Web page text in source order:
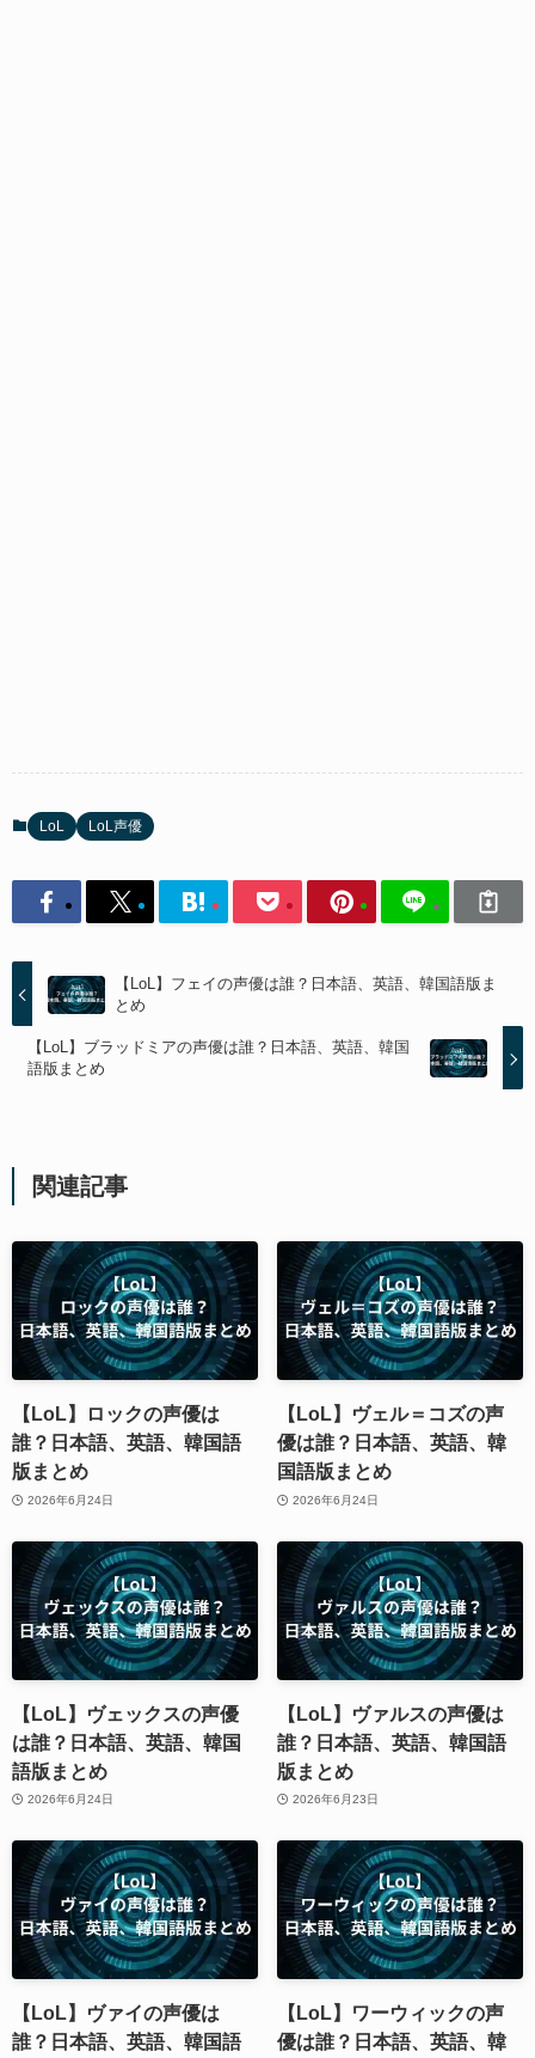
LoL LoL声優
【LoL】フェイの声優は誰？日本語、英語、韓国語版ま
とめ
【LoL】ブラッドミアの声優は誰？日本語、英語、韓国
語版まとめ
関連記事
【LoL】ロックの声優は
誰？日本語、英語、韓国語
版まとめ
2026年6月24日
【LoL】ヴェル＝コズの声
優は誰？日本語、英語、韓
国語版まとめ
2026年6月24日
【LoL】ヴェックスの声優
は誰？日本語、英語、韓国
語版まとめ
2026年6月24日
【LoL】ヴァルスの声優は
誰？日本語、英語、韓国語
版まとめ
2026年6月23日
【LoL】ヴァイの声優は
誰？日本語、英語、韓国語
【LoL】ワーウィックの声
優は誰？日本語、英語、韓